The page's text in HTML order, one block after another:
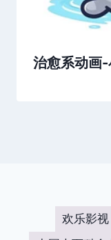
治愈系动画
欢乐影视